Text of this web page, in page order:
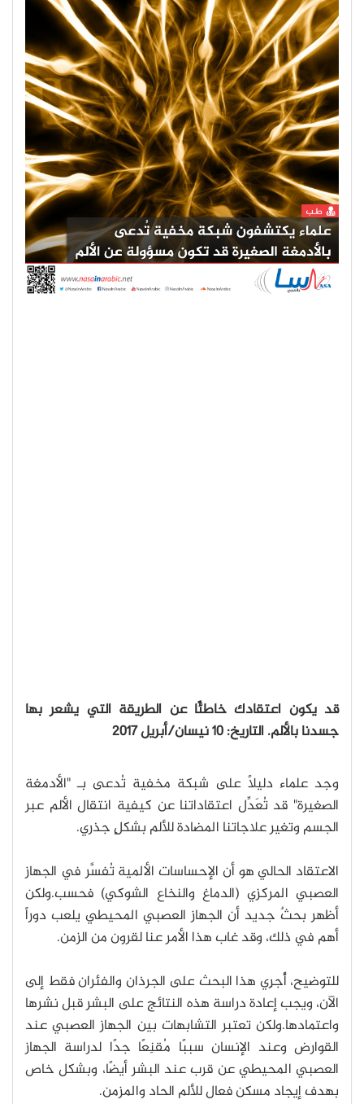
قد يكون اعتقادك خاطئًا عن الطريقة التي يشعر بها
جسدنا بالألم. التاريخ: 10 نيسان/أبريل 2017
وجد علماء دليلًا على شبكة مخفية تُدعى بـ "الأدمغة
الصغيرة" قد تُعَدِّل اعتقاداتنا عن كيفية انتقال الألم عبر
الجسم وتغير علاجاتنا المضادة للألم بشكلٍ جذري.
الاعتقاد الحالي هو أن الإحساسات الألمية تُفسَّر في الجهاز
العصبي المركزي (الدماغ والنخاع الشوكي) فحسب.ولكن
أظهر بحثٌ جديد أن الجهاز العصبي المحيطي يلعب دوراً
أهم في ذلك، وقد غاب هذا الأمر عنا لقرون من الزمن.
للتوضيح، أُجرِي هذا البحث على الجرذان والفئران فقط إلى
الآن، ويجب إعادة دراسة هذه النتائج على البشر قبل نشرها
واعتمادها.ولكن تعتبر التشابهات بين الجهاز العصبي عند
القوارض وعند الإنسان سببًا مُقنِعًا جدًا لدراسة الجهاز
العصبي المحيطي عن قرب عند البشر أيضًا، وبشكل خاص
بهدف إيجاد مسكن فعال للألم الحاد والمزمن.